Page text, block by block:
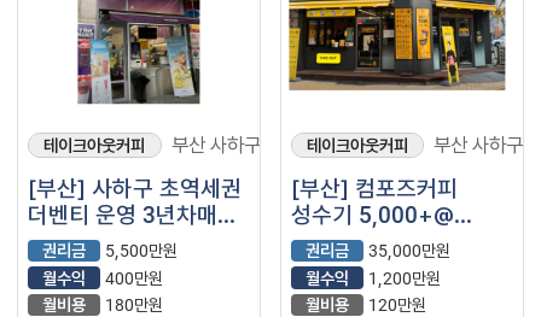
테이크아웃커피 부산 사하구
[부산] 사하구 초역세권
더벤티 운영 3년차매장
(프랜차이즈/저가커피/
카페)
권리금
5,500만원
월수익
400만원
월비용
180만원
테이크아웃커피 부산 사하구
[부산] 컴포즈커피
성수기 5,000+@
사하구 고매출 매장
(프랜차이즈/카페/
저가커피)
권리금
35,000만원
월수익
1,200만원
월비용
120만원